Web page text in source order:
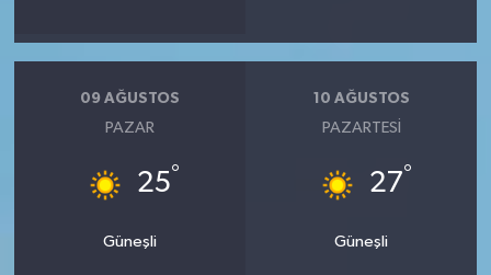
09 AĞUSTOS
PAZAR
25°
Güneşli
10 AĞUSTOS
PAZARTESI
27°
Güneşli